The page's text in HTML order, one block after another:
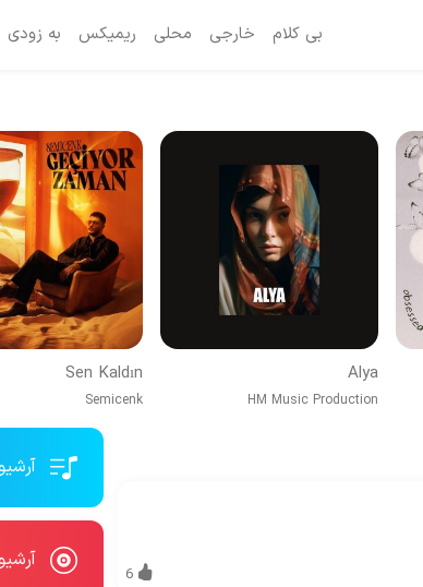
بی کلام خارجی محلی ریمیکس به زودی
Alya
HM Music Production
Sen Kaldın
Semicenk
6